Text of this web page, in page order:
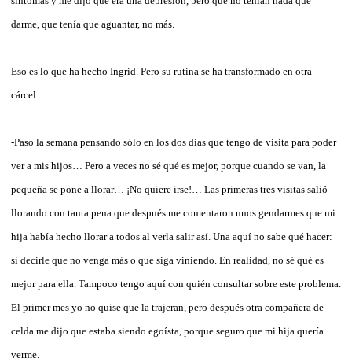
darme, que tenía que aguantar, no más.
Eso es lo que ha hecho Ingrid. Pero su rutina se ha transformado en otra
cárcel:
-Paso la semana pensando sólo en los dos días que tengo de visita para poder
ver a mis hijos… Pero a veces no sé qué es mejor, porque cuando se van, la
pequeña se pone a llorar… ¡No quiere irse!… Las primeras tres visitas salió
llorando con tanta pena que después me comentaron unos gendarmes que mi
hija había hecho llorar a todos al verla salir así. Una aquí no sabe qué hacer:
si decirle que no venga más o que siga viniendo. En realidad, no sé qué es
mejor para ella. Tampoco tengo aquí con quién consultar sobre este problema.
El primer mes yo no quise que la trajeran, pero después otra compañera de
celda me dijo que estaba siendo egoísta, porque seguro que mi hija quería
verme.